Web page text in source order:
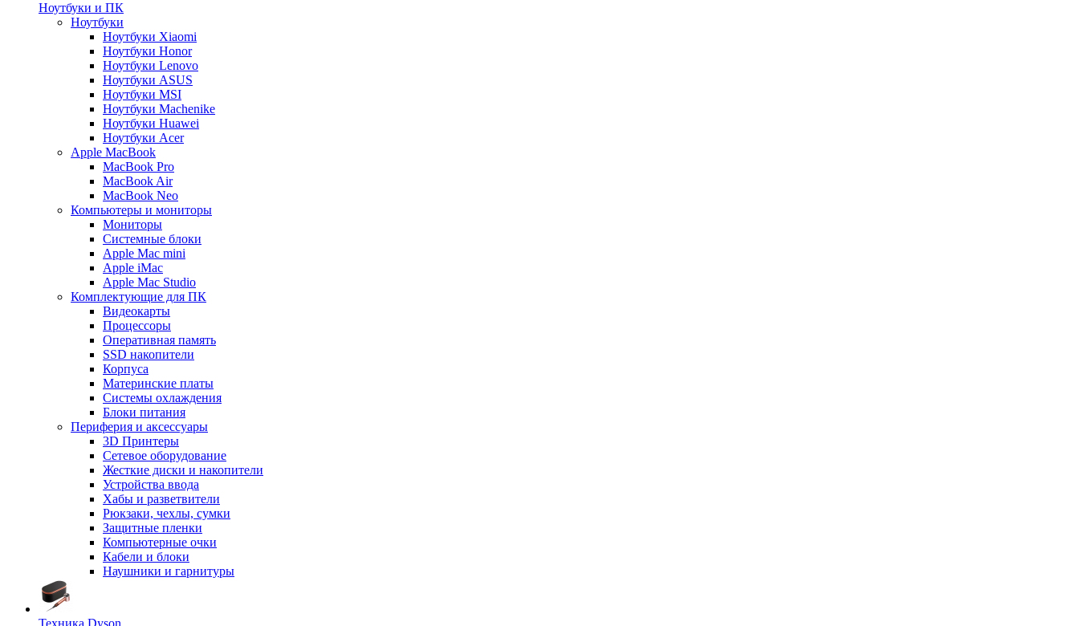
Ноутбуки и ПК
Ноутбуки
Ноутбуки Xiaomi
Ноутбуки Honor
Ноутбуки Lenovo
Ноутбуки ASUS
Ноутбуки MSI
Ноутбуки Machenike
Ноутбуки Huawei
Ноутбуки Acer
Apple MacBook
MacBook Pro
MacBook Air
MacBook Neo
Компьютеры и мониторы
Мониторы
Системные блоки
Apple Mac mini
Apple iMac
Apple Mac Studio
Комплектующие для ПК
Видеокарты
Процессоры
Оперативная память
SSD накопители
Корпуса
Материнские платы
Системы охлаждения
Блоки питания
Периферия и аксессуары
3D Принтеры
Сетевое оборудование
Жесткие диски и накопители
Устройства ввода
Хабы и разветвители
Рюкзаки, чехлы, сумки
Защитные пленки
Компьютерные очки
Кабели и блоки
Наушники и гарнитуры
Техника Dyson